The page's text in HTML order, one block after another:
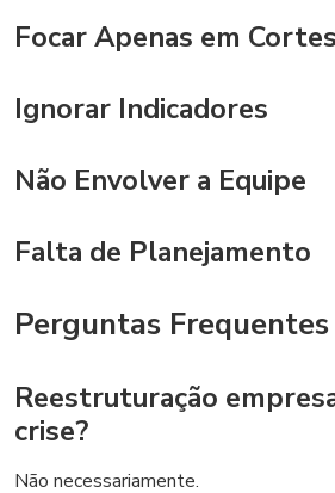
Focar Apenas em Cortes
Ignorar Indicadores
Não Envolver a Equipe
Falta de Planejamento
Perguntas Frequentes
Reestruturação
crise?
Não necessariamente.